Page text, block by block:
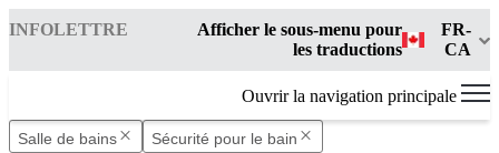
INFOLETTRE
Afficher le sous-menu pour
les traductions
FR-
CA
Ouvrir la navigation principale
Salle de bains Sécurité pour le bain